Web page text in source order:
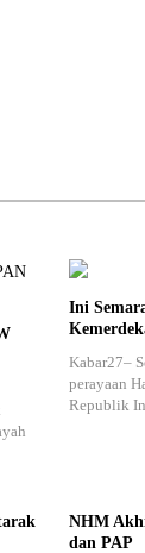
Ini
Kabar27–
perayaan
Republik
NHM
dan PAP